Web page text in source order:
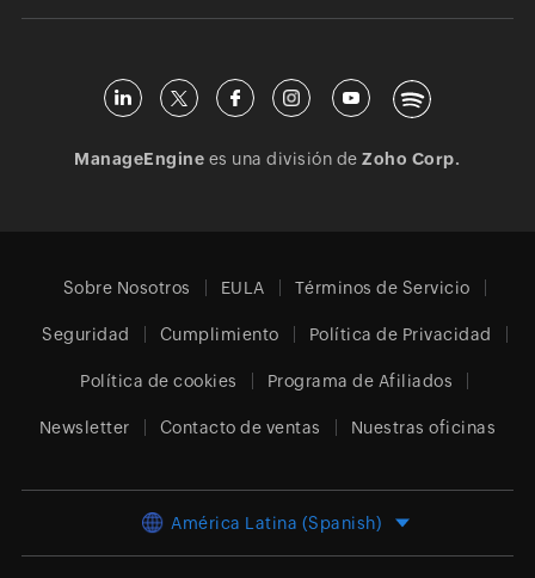
ManageEngine es una división deZoho Corp.
Sobre Nosotros EULA Términos de Servicio
Seguridad Cumplimiento Política de Privacidad
Política de cookies Programa de Afiliados
Newsletter Contacto de ventas Nuestras oficinas
América Latina (Spanish)